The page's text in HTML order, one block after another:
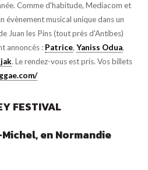
Comme d'habitude, Mediacom et
évènement musical unique dans un
Juan les Pins (tout près d'Antibes)
annoncés : Patrice, Yaniss Odua,
. Le rendez-vous est pris. Vos billets
FESTIVAL
en Normandie